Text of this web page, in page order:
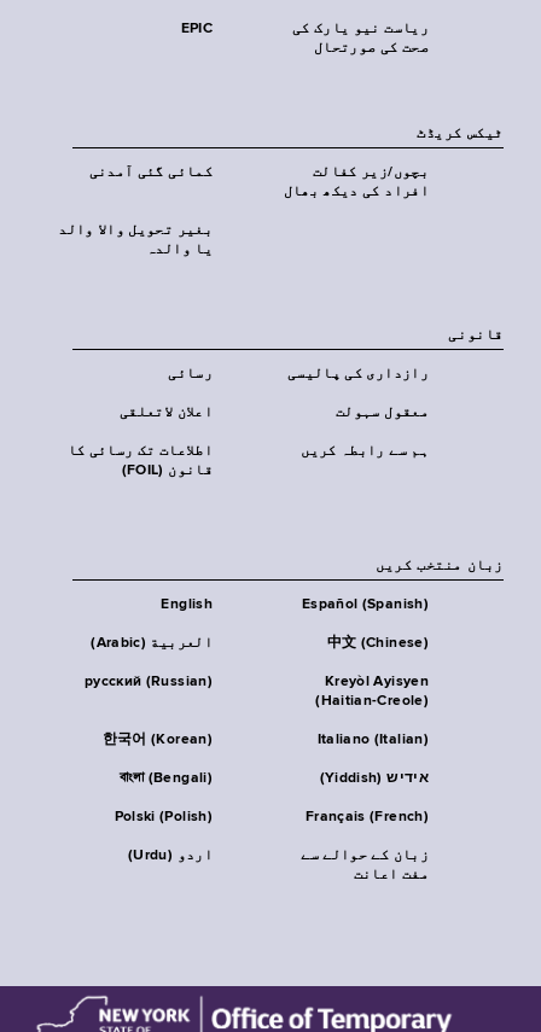
EPIC
ریاست نیو یارک کی
صحت کی صورتحال
ٹیکس کریڈٹ
کمائی گئی آمدنی
بچوں/زیر کفالت
افراد کی دیکھ بھال
بغیر تحویل والا والد
یا والدہ
قانونی
رسائی رازداری کی پالیسی
اعلان لاتعلقی معقول سہولت
اطلاعات تک رسائی کا
قانون (FOIL)
ہم سے رابطہ کریں
زبان منتخب کریں
English Español (Spanish)
العربية (Arabic) 中文 (Chinese)
русский (Russian)
Kreyòl Ayisyen
(Haitian-Creole)
한국어 (Korean) Italiano (Italian)
বাংলা (Bengali) אידיש (Yiddish)
Polski (Polish) Français (French)
اردو (Urdu)
زبان کے حوالے سے
مفت اعانت